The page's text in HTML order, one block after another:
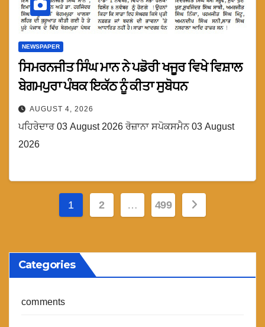
NEWSPAPER
ਸਿਮਰਨਜੀਤ ਸਿੰਘ ਮਾਨ ਨੇ ਪਡੋਰੀ ਖਜੂਰ ਵਿਖੇ ਵਿਸ਼ਾਲ
ਬੇਗਮਪੁਰਾ ਪੰਥਕ ਇਕੱਠ ਨੂੰ ਕੀਤਾ ਸੁਬੋਧਨ
AUGUST 4, 2026
ਪਹਿਰੇਦਾਰ 03 August 2026 ਰੋਜ਼ਾਨਾ ਸਪੋਕਸਮੈਨ 03 August
2026
Posts
1 2 … 499
Categories
comments